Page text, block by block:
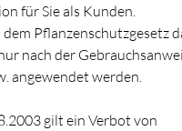
für Sie als Kunden.
Pflanzenschutzgesetz
nach der
angewendet werden.
gilt ein Verbot von